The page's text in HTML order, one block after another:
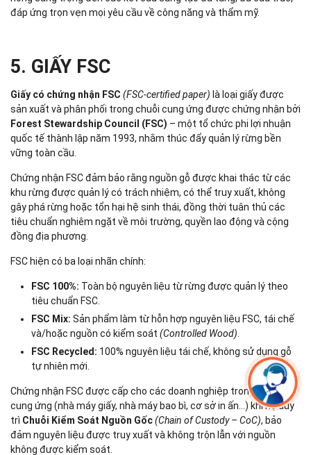
đáp ứng trọn vẹn mọi yêu cầu về công năng và thẩm mỹ.
5. GIẤY FSC
Giấy có chứng nhận FSC (FSC-certified paper) là loại giấy được
sản xuất và phân phối trong chuỗi cung ứng được chứng nhận bởi
Forest Stewardship Council (FSC) – một tổ chức phi lợi nhuận
quốc tế thành lập năm 1993, nhằm thúc đẩy quản lý rừng bền
vững toàn cầu.
Chứng nhận FSC đảm bảo rằng nguồn gỗ được khai thác từ các
khu rừng được quản lý có trách nhiệm, có thể truy xuất, không
gây phá rừng hoặc tổn hại hệ sinh thái, đồng thời tuân thủ các
tiêu chuẩn nghiêm ngặt về môi trường, quyền lao động và cộng
đồng địa phương.
FSC hiện có ba loại nhãn chính:
FSC 100%: Toàn bộ nguyên liệu từ rừng được quản lý theo
tiêu chuẩn FSC.
FSC Mix: Sản phẩm làm từ hỗn hợp nguyên liệu FSC, tái chế
và/hoặc nguồn có kiểm soát (Controlled Wood)
FSC Recycled: 100% nguyên liệu tái chế, không sử dụng gỗ
tự nhiên mới.
Chứng nhận FSC được cấp cho các doanh nghiệp trong chuỗi
cung ứng (nhà máy giấy, nhà máy bao bì, cơ sở in ấn…) khi họ duy
trì Chuỗi Kiểm Soát Nguồn Gốc(Chain of Custody – CoC), bảo
đảm nguyên liệu được truy xuất và không trộn lẫn với nguồn
không được kiểm soát.